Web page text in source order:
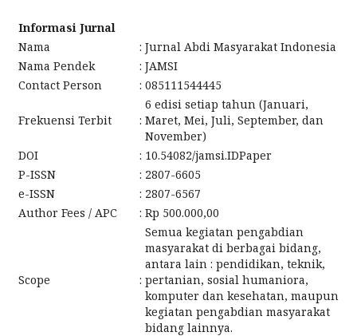
Informasi Jurnal
Nama
: Jurnal Abdi Masyarakat Indonesia
Nama Pendek
: JAMSI
Contact Person
: 085111544445
Frekuensi Terbit :
6 edisi setiap tahun (Januari,
Maret, Mei, Juli, September, dan
November)
DOI
: 10.54082/jamsi.IDPaper
P-ISSN
: 2807-6605
e-ISSN
: 2807-6567
Author Fees / APC
: Rp 500.000,00
Scope :
Semua kegiatan pengabdian
masyarakat di berbagai bidang,
antara lain : pendidikan, teknik,
pertanian, sosial humaniora,
komputer dan kesehatan, maupun
kegiatan pengabdian masyarakat
bidang lainnya.